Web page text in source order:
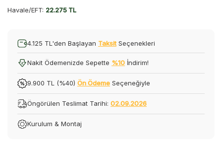
Havale/EFT: 22.275 TL
4.125 TL'den Başlayan Taksit Seçenekleri
Nakit Ödemenizde Sepette %10 İndirim!
9.900 TL (%40) Ön Ödeme Seçeneğiyle
Öngörülen Teslimat Tarihi: 02.09.2026
Kurulum & Montaj